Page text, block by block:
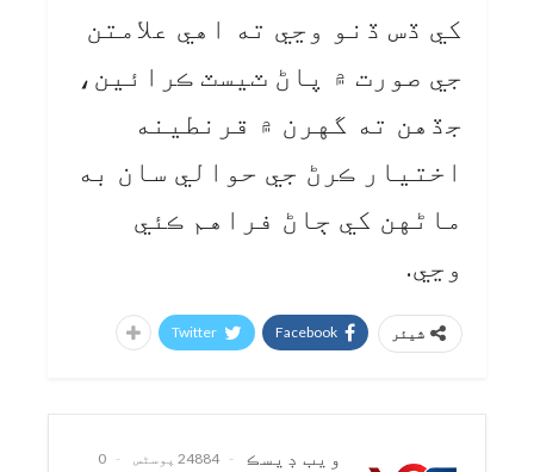
کي ڏس ڏنو وڃي ته اهي علامتن
جي صورت ۾ پاڻ ٽيسٽ ڪرائين،
جڏهن ته گهرن ۾ قرنطينه
اختيار ڪرڻ جي حوالي سان به
ماڻهن کي ڄاڻ فراهم ڪئي
وڃي.
شیئر Facebook
Twitter
ويب ڊيسڪ 24884 پوسٹس
0